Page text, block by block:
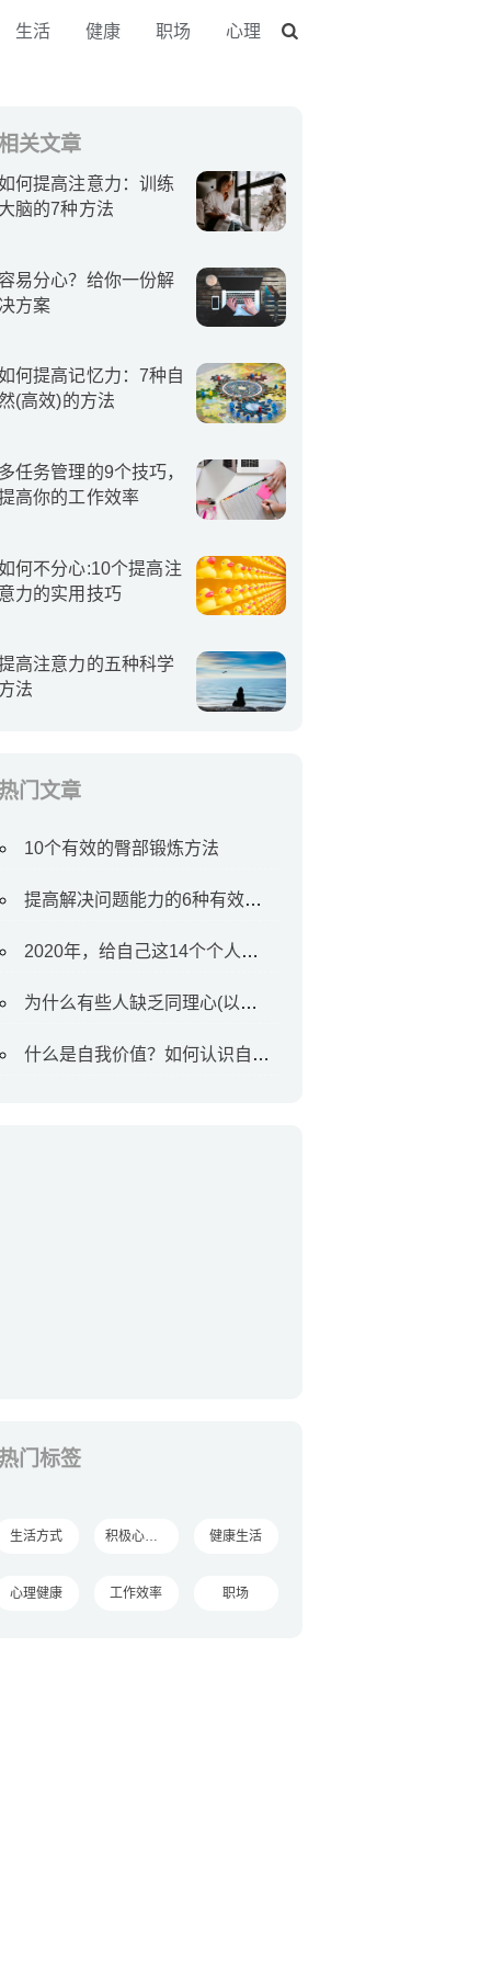
生活 健康 职场 心理
关文章
何提高注意力：训练
脑的7种方法
易分心？给你一份解
方案
何提高记忆力：7种自
(高效)的方法
任务管理的9个技巧，
高你的工作效率
何不分心:10个提高注
力的实用技巧
高注意力的五种科学
法
门文章
10个有效的臀部锻炼方法
提高解决问题能力的6种有效方法
2020年，给自己这14个个人目标
为什么有些人缺乏同理心(以及如何对待他们)
什么是自我价值？如何认识自我价值
门标签
生活方式 积极心理学 健康生活
心理健康 工作效率 职场